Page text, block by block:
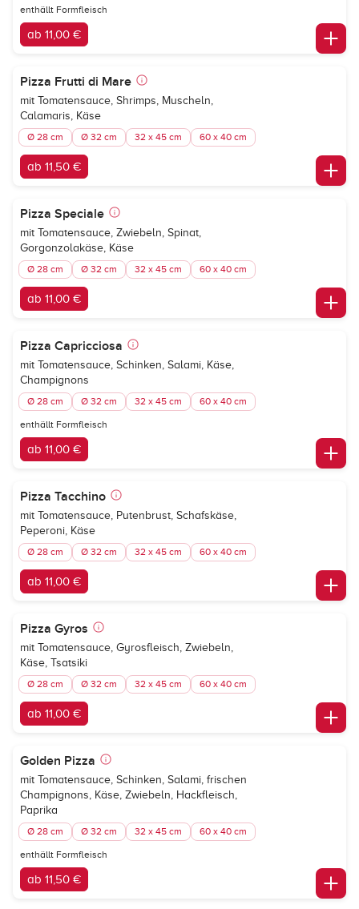
enthällt Formfleisch
ab 11,00 €
Pizza Frutti di Mare
mit Tomatensauce, Shrimps, Muscheln,
Calamaris, Käse
Ø 28 cm Ø 32 cm 32 x 45 cm 60 x 40 cm
ab 11,50 €
Pizza Speciale
mit Tomatensauce, Zwiebeln, Spinat,
Gorgonzolakäse, Käse
Ø 28 cm Ø 32 cm 32 x 45 cm 60 x 40 cm
ab 11,00 €
Pizza Capricciosa
mit Tomatensauce, Schinken, Salami, Käse,
Champignons
Ø 28 cm Ø 32 cm 32 x 45 cm 60 x 40 cm
enthällt Formfleisch
ab 11,00 €
Pizza Tacchino
mit Tomatensauce, Putenbrust, Schafskäse,
Peperoni, Käse
Ø 28 cm Ø 32 cm 32 x 45 cm 60 x 40 cm
ab 11,00 €
Pizza Gyros
mit Tomatensauce, Gyrosfleisch, Zwiebeln,
Käse, Tsatsiki
Ø 28 cm Ø 32 cm 32 x 45 cm 60 x 40 cm
ab 11,00 €
Golden Pizza
mit Tomatensauce, Schinken, Salami, frischen
Champignons, Käse, Zwiebeln, Hackfleisch,
Paprika
Ø 28 cm Ø 32 cm 32 x 45 cm 60 x 40 cm
enthällt Formfleisch
ab 11,50 €